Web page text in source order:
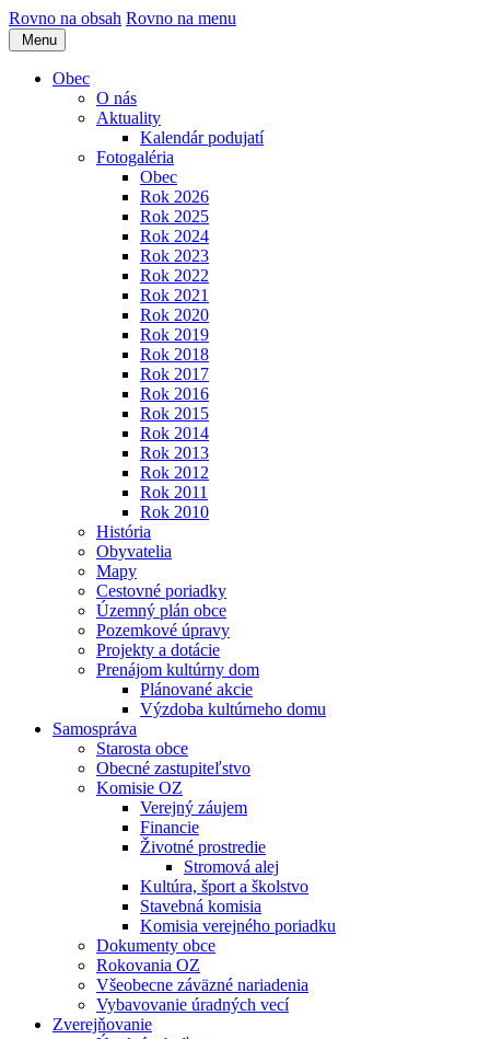
Rovno na obsah Rovno na menu
Menu
Obec
O nás
Aktuality
Kalendár podujatí
Fotogaléria
Obec
Rok 2026
Rok 2025
Rok 2024
Rok 2023
Rok 2022
Rok 2021
Rok 2020
Rok 2019
Rok 2018
Rok 2017
Rok 2016
Rok 2015
Rok 2014
Rok 2013
Rok 2012
Rok 2011
Rok 2010
História
Obyvatelia
Mapy
Cestovné poriadky
Územný plán obce
Pozemkové úpravy
Projekty a dotácie
Prenájom kultúrny dom
Plánované akcie
Výzdoba kultúrneho domu
Samospráva
Starosta obce
Obecné zastupiteľstvo
Komisie OZ
Verejný záujem
Financie
Životné prostredie
Stromová alej
Kultúra, šport a školstvo
Stavebná komisia
Komisia verejného poriadku
Dokumenty obce
Rokovania OZ
Všeobecne záväzné nariadenia
Vybavovanie úradných vecí
Zverejňovanie